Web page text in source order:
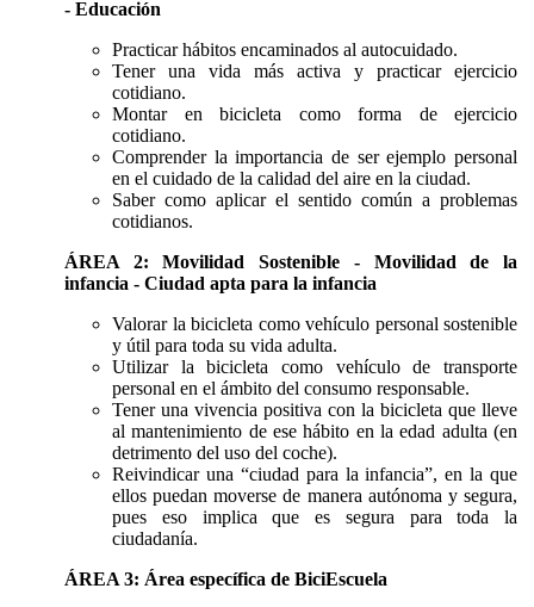
- Educación
Practicar hábitos encaminados al autocuidado.
Tener una vida más activa y practicar ejercicio
cotidiano.
Montar en bicicleta como forma de ejercicio
cotidiano.
Comprender la importancia de ser ejemplo personal
en el cuidado de la calidad del aire en la ciudad.
Saber como aplicar el sentido común a problemas
cotidianos.
ÁREA 2: Movilidad Sostenible - Movilidad de la
infancia - Ciudad apta para la infancia
Valorar la bicicleta como vehículo personal sostenible
y útil para toda su vida adulta.
Utilizar la bicicleta como vehículo de transporte
personal en el ámbito del consumo responsable.
Tener una vivencia positiva con la bicicleta que lleve
al mantenimiento de ese hábito en la edad adulta (en
detrimento del uso del coche).
Reivindicar una “ciudad para la infancia”, en la que
ellos puedan moverse de manera autónoma y segura,
pues eso implica que es segura para toda la
ciudadanía.
ÁREA 3: Área específica de BiciEscuela